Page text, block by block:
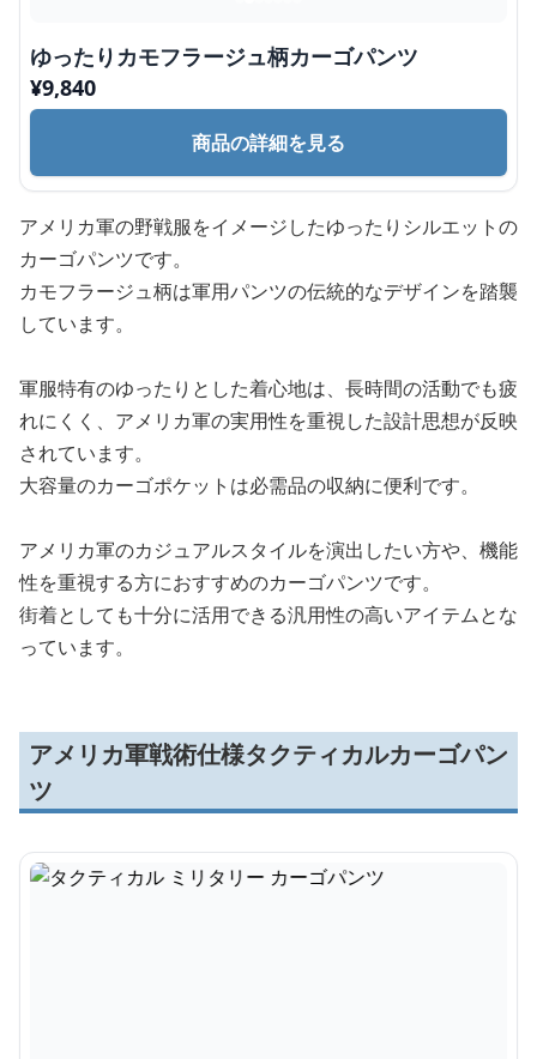
ゆったりカモフラージュ柄カーゴパンツ
¥9,840
商品の詳細を見る
アメリカ軍の野戦服をイメージしたゆったりシルエットの
カーゴパンツです。
カモフラージュ柄は軍用パンツの伝統的なデザインを踏襲
しています。
軍服特有のゆったりとした着心地は、長時間の活動でも疲
れにくく、アメリカ軍の実用性を重視した設計思想が反映
されています。
大容量のカーゴポケットは必需品の収納に便利です。
アメリカ軍のカジュアルスタイルを演出したい方や、機能
性を重視する方におすすめのカーゴパンツです。
街着としても十分に活用できる汎用性の高いアイテムとな
っています。
アメリカ軍戦術仕様タクティカルカーゴパン
ツ